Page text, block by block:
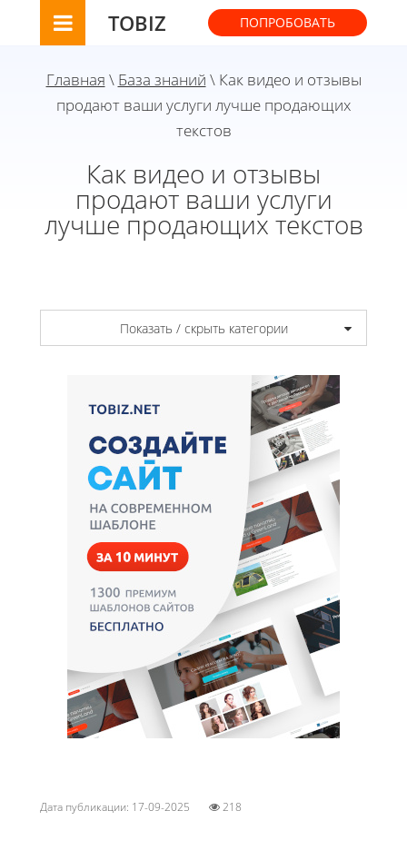
TOBIZ ПОПРОБОВАТЬ
Главная \ База знаний \ Как видео и отзывы
продают ваши услуги лучше продающих
текстов
Как видео и отзывы
продают ваши услуги
лучше продающих текстов
Показать / скрыть категории
Дата публикации: 17-09-2025 218